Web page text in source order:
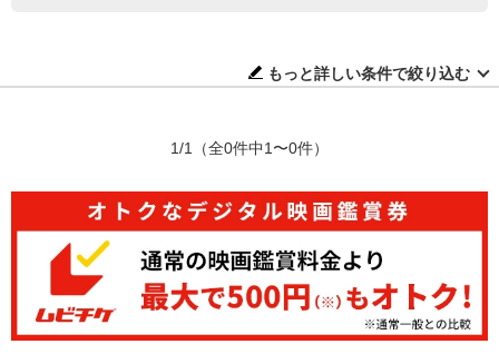
もっと詳しい条件で絞り込む
1/1 （全0件中1〜0件）